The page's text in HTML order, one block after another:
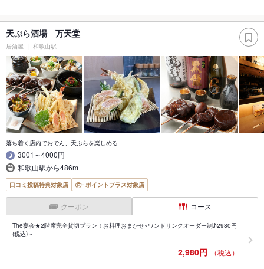
天ぷら酒場 万天堂
居酒屋 和歌山駅
落ち着く店内でおでん、天ぷらを楽しめる
3001～4000円
和歌山駅から486m
口コミ投稿特典対象店 ポイントプラス対象店
クーポン コース
The宴会★2階席完全貸切プラン！お料理おまかせ×ワンドリンクオーダー制♪2980円
(税込)～
2,980円 （税込）